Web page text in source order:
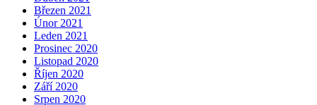
Březen 2021
Únor 2021
Leden 2021
Prosinec 2020
Listopad 2020
Říjen 2020
Září 2020
Srpen 2020